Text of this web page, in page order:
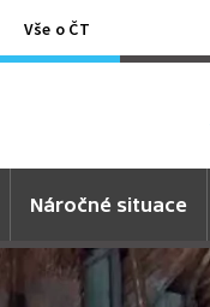
Vše o ČT
Náročné situace